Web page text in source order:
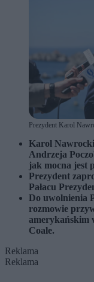
Prezydent Karol
Karol Nawrocki
Andrzeja
jak mocna jest
Prezydent
Pałacu
Do uwolnienia
rozmowie
amerykańskim
Coale.
Reklama
Reklama